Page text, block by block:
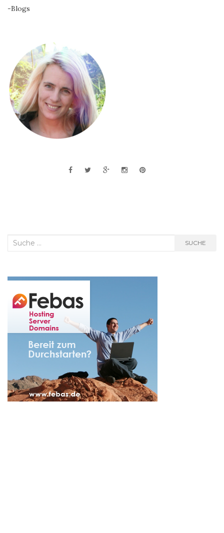
Suche
SUCHE